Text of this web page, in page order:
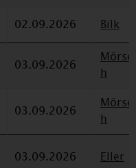
02.09.2026
Bilk
03.09.2026
h
03.09.2026
h
03.09.2026 Eller